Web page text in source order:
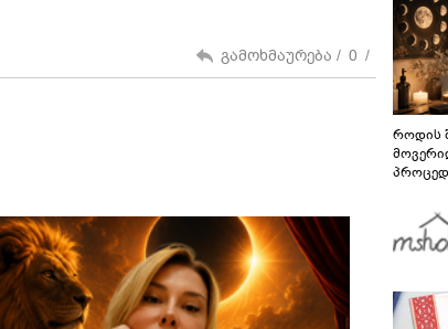
გამოხმაურება / 0 /
როდის